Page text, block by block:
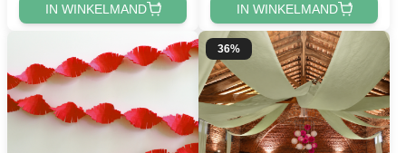
IN WINKELMAND IN WINKELMAND
36%